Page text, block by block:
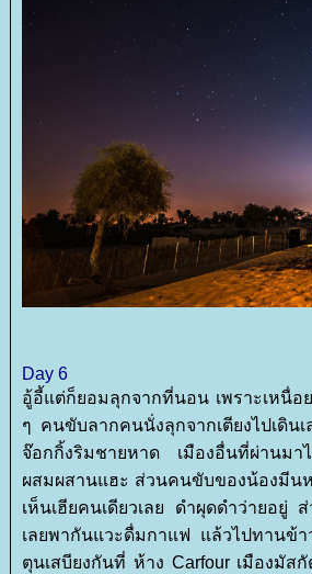
Day 6
อู้อี้แต่ก็ยอมลุกจากที่นอน เพราะเหนื่
ๆ คนขับลากคนนั่งลุกจากเตียงไปเดินเ
จ๊อกกิ้งริมชายหาด เมืองอื่นที่ผ่านมา
ผสมผสานแฮะ ส่วนคนขับของน้องมีน
เห็นเฮียคนเดียวเลย ดำผุดดำว่ายอ
เลยพากันแวะดื่มกาแฟ แล้วไปทานข้า
ตุนเสบียงกันที่ ห้าง Carfour เมืองมัส